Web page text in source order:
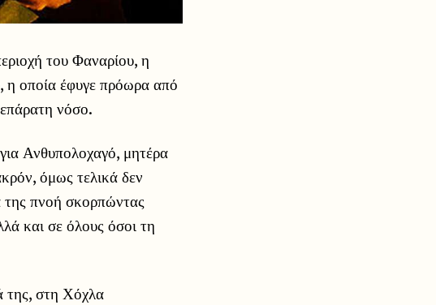
του Φαναρίου, η
η οποία έφυγε πρόωρα από
νόσο.
Ανθυπολοχαγό, μητέρα
όμως τελικά δεν
της πνοή σκορπώντας
και σε όλους όσοι τη
της, στη Χόχλα